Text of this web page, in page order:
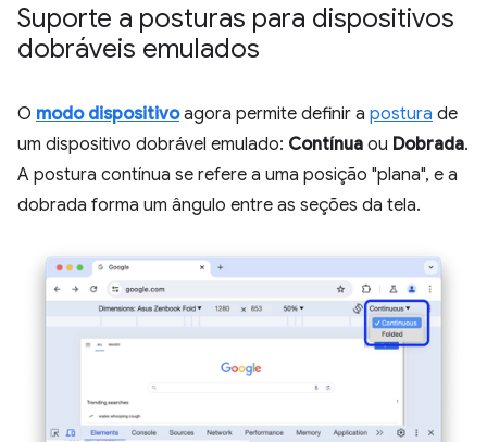
Suporte a posturas para dispositivos
dobráveis emulados
O modo dispositivoagora permite definir a postura de
um dispositivo dobrável emulado: Contínua ou Dobrada.
A postura contínua se refere a uma posição "plana", e a
dobrada forma um ângulo entre as seções da tela.